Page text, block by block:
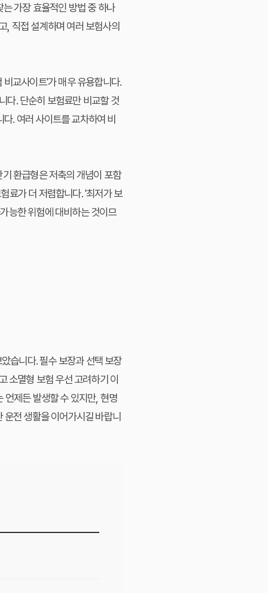
가장 효율적인 방법 중 하나
, 직접 설계하며 여러 보험사의
교사이트'가 매우 유용합니다.
다. 단순히 보험료만 비교할 것
. 여러 사이트를 교차하여 비
환급형은 저축의 개념이 포함
료가 더 저렴합니다. '최저가 보
능한 위험에 대비하는 것이므
습니다. 필수 보장과 선택 보장
소멸형 보험 우선 고려하기 이
언제든 발생할 수 있지만, 현명
전 생활을 이어가시길 바랍니